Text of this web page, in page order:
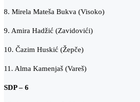
8. Mirela Mateša Bukva (Visoko)
9. Amira Hadžić (Zavidovići)
10. Čazim Huskić (Žepče)
11. Alma Kamenjaš (Vareš)
SDP – 6